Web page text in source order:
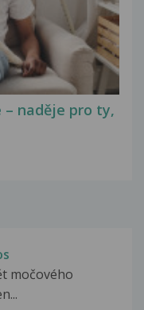
naděje pro ty,
močového